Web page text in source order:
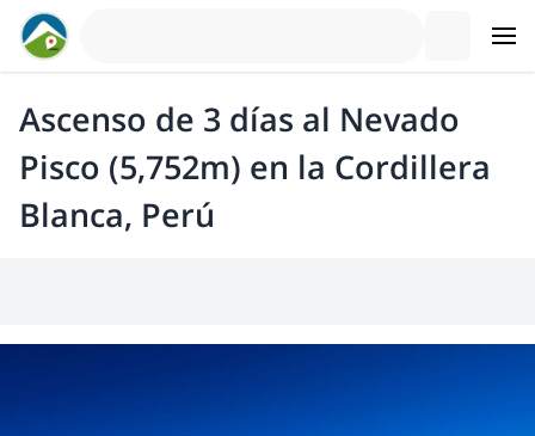
Ascenso de 3 días al Nevado
Pisco (5,752m) en la Cordillera
Blanca, Perú